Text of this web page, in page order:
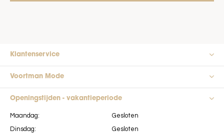
Klantenservice
Voortman Mode
Openingstijden - vakantieperiode
Maandag:
Dinsdag:
Gesloten
Gesloten